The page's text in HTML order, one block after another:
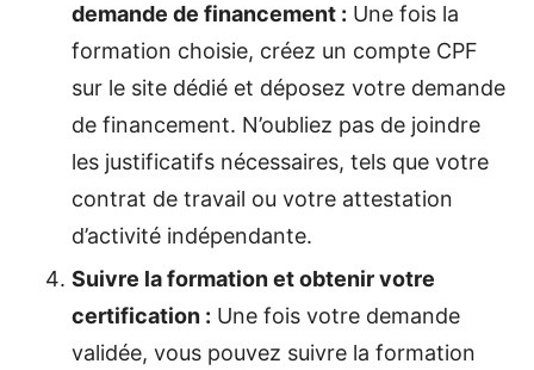
demande de financement : Une fois la
formation choisie, créez un compte CPF
sur le site dédié et déposez votre demande
de financement. N’oubliez pas de joindre
les justificatifs nécessaires, tels que votre
contrat de travail ou votre attestation
d’activité indépendante.
Suivre la formation et obtenir votre
certification : Une fois votre demande
validée, vous pouvez suivre la formation